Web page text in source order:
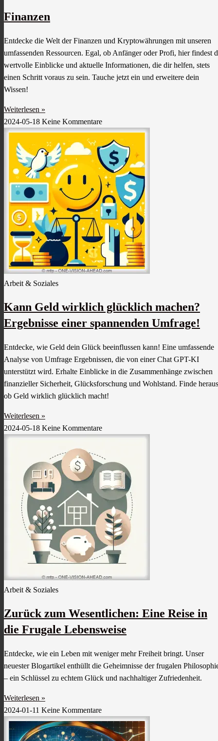
Finanzen
Entdecke die Welt der Finanzen und Kryptowährungen mit unseren
umfassenden Ressourcen. Egal, ob Anfänger oder Profi, hier findest
wertvolle Einblicke und aktuelle Informationen, die dir helfen, stets
einen Schritt voraus zu sein. Tauche jetzt ein und erweitere dein
Wissen!
Weiterlesen »
2024-05-18 Keine Kommentare
Arbeit & Soziales
Kann Geld wirklich glücklich machen?
Ergebnisse einer spannenden Umfrage!
Entdecke, wie Geld dein Glück beeinflussen kann! Eine umfassende
Analyse von Umfrage Ergebnissen, die von einer Chat GPT-KI
unterstützt wird. Erhalte Einblicke in die Zusammenhänge zwischen
finanzieller Sicherheit, Glücksforschung und Wohlstand. Finde
ob Geld wirklich glücklich macht!
Weiterlesen »
2024-05-18 Keine Kommentare
Arbeit & Soziales
Zurück zum Wesentlichen: Eine Reise in
die Frugale Lebensweise
Entdecke, wie ein Leben mit weniger mehr Freiheit bringt. Unser
neuester Blogartikel enthüllt die Geheimnisse der frugalen
– ein Schlüssel zu echtem Glück und nachhaltiger Zufriedenheit.
Weiterlesen »
2024-01-11 Keine Kommentare